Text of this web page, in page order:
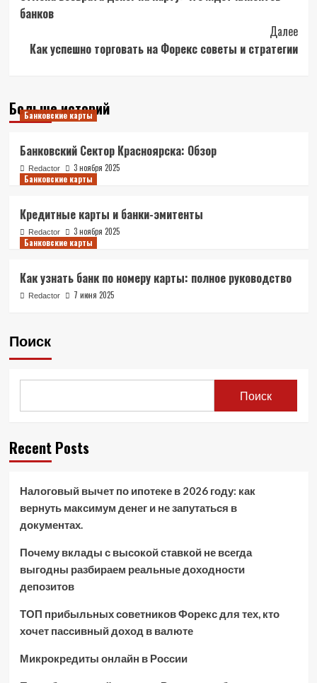
банков
Далее
Как успешно торговать на Форекс советы и стратегии
Больше историй
Банковские карты
Банковский Сектор Красноярска: Обзор
Redactor
3 ноября 2025
Банковские карты
Кредитные карты и банки-эмитенты
Redactor
3 ноября 2025
Банковские карты
Как узнать банк по номеру карты: полное руководство
Redactor 7 июня 2025
Поиск
Поиск
Recent Posts
Налоговый вычет по ипотеке в 2026 году: как
вернуть максимум денег и не запутаться в
документах.
Почему вклады с высокой ставкой не всегда
выгодны разбираем реальные доходности
депозитов
ТОП прибыльных советников Форекс для тех, кто
хочет пассивный доход в валюте
Микрокредиты онлайн в России